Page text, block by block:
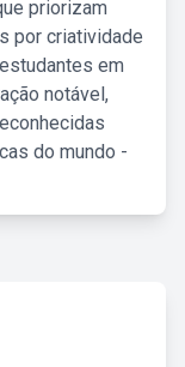
priorizam
por criatividade
em
notável,
do mundo -